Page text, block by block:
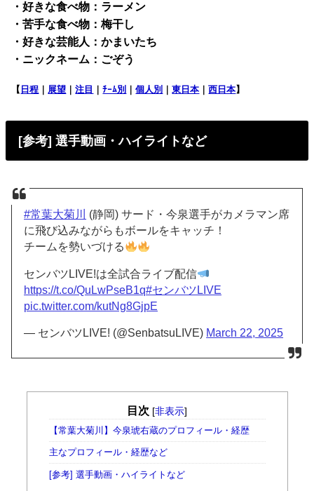
・好きな食べ物：ラーメン
・苦手な食べ物：梅干し
・好きな芸能人：かまいたち
・ニックネーム：ごぞう
【 日程 ｜ 展望 ｜注目 ｜ﾁｰﾑ別 ｜個人別 ｜東日本 ｜西日本】
[参考] 選手動画・ハイライトなど
#常葉大菊川
(静岡) サード・今泉選手がカメラマン席
に飛び込みながらもボールをキャッチ！
チームを勢いづける
センバツLIVE!は全試合ライブ配信
https://t.co/QuLwPseB1q#センバツLIVE
pic.twitter.com/kutNg8GjpE
— センバツLIVE! (@SenbatsuLIVE) March 22, 2025
目次 [非表示]
【常葉大菊川】今泉琥右蔵のプロフィール・経歴
主なプロフィール・経歴など
[参考] 選手動画・ハイライトなど